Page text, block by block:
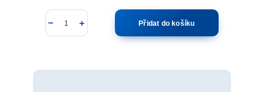
Přidat do košíku